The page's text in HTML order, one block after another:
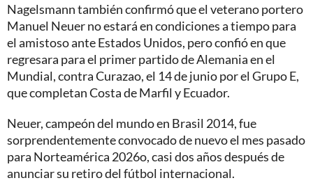
Nagelsmann también confirmó que el veterano portero
Manuel Neuer no estará en condiciones a tiempo para
el amistoso ante Estados Unidos, pero confió en que
regresara para el primer partido de Alemania en el
Mundial, contra Curazao, el 14 de junio por el Grupo E,
que completan Costa de Marfil y Ecuador.
Neuer, campeón del mundo en Brasil 2014, fue
sorprendentemente convocado de nuevo el mes pasado
para Norteamérica 2026o, casi dos años después de
anunciar su retiro del fútbol internacional.